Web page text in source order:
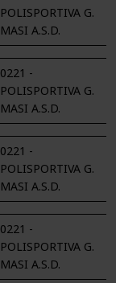
POLISPORTIVA G.
MASI A.S.D.
0221 -
POLISPORTIVA G.
MASI A.S.D.
0221 -
POLISPORTIVA G.
MASI A.S.D.
0221 -
POLISPORTIVA G.
MASI A.S.D.